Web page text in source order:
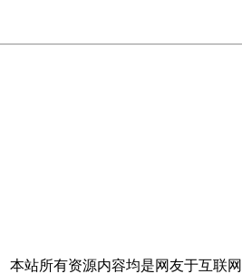
本站所有资源内容均是网友于互联